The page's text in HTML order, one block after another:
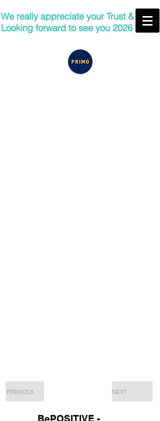
We really appreciate your Trust &
Looking forward to see you 2026
PREVIOUS NEXT
BePOSITIVE -